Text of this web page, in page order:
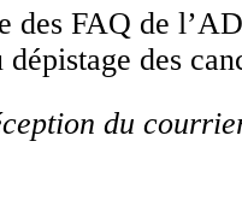
des FAQ de
dépistage des
du